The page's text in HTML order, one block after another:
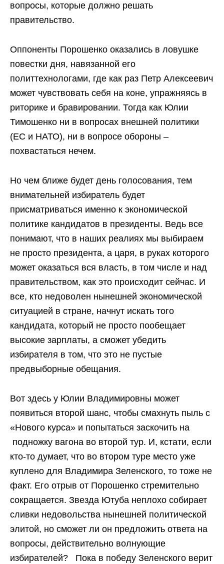
вопросы, которые должно решать
правительство.
Оппоненты Порошенко оказались в ловушке
повестки дня, навязанной его
политтехнологами, где как раз Петр Алексеевич
может чувствовать себя на коне, упражняясь в
риторике и бравировании. Тогда как Юлии
Тимошенко ни в вопросах внешней политики
(ЕС и НАТО), ни в вопросе обороны –
похвастаться нечем.
Но чем ближе будет день голосования, тем
внимательней избиратель будет
присматриваться именно к экономической
политике кандидатов в президенты. Ведь все
понимают, что в наших реалиях мы выбираем
не просто президента, а царя, в руках которого
может оказаться вся власть, в том числе и над
правительством, как это происходит сейчас. И
все, кто недоволен нынешней экономической
ситуацией в стране, начнут искать того
кандидата, который не просто пообещает
высокие зарплаты, а сможет убедить
избирателя в том, что это не пустые
предвыборные обещания.
Вот здесь у Юлии Владимировны может
появиться второй шанс, чтобы смахнуть пыль с
«Нового курса» и попытаться заскочить на
подножку вагона во второй тур. И, кстати, если
кто-то думает, что во втором туре место уже
куплено для Владимира Зеленского, то тоже не
факт. Его отрыв от Порошенко стремительно
сокращается. Звезда Ютуба неплохо собирает
сливки недовольства нынешней политической
элитой, но сможет ли он предложить ответа на
вопросы, действительно волнующие
избирателей? Пока в победу Зеленского верит